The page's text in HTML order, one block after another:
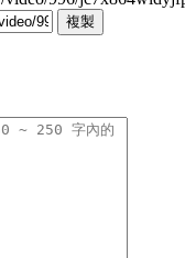
複製